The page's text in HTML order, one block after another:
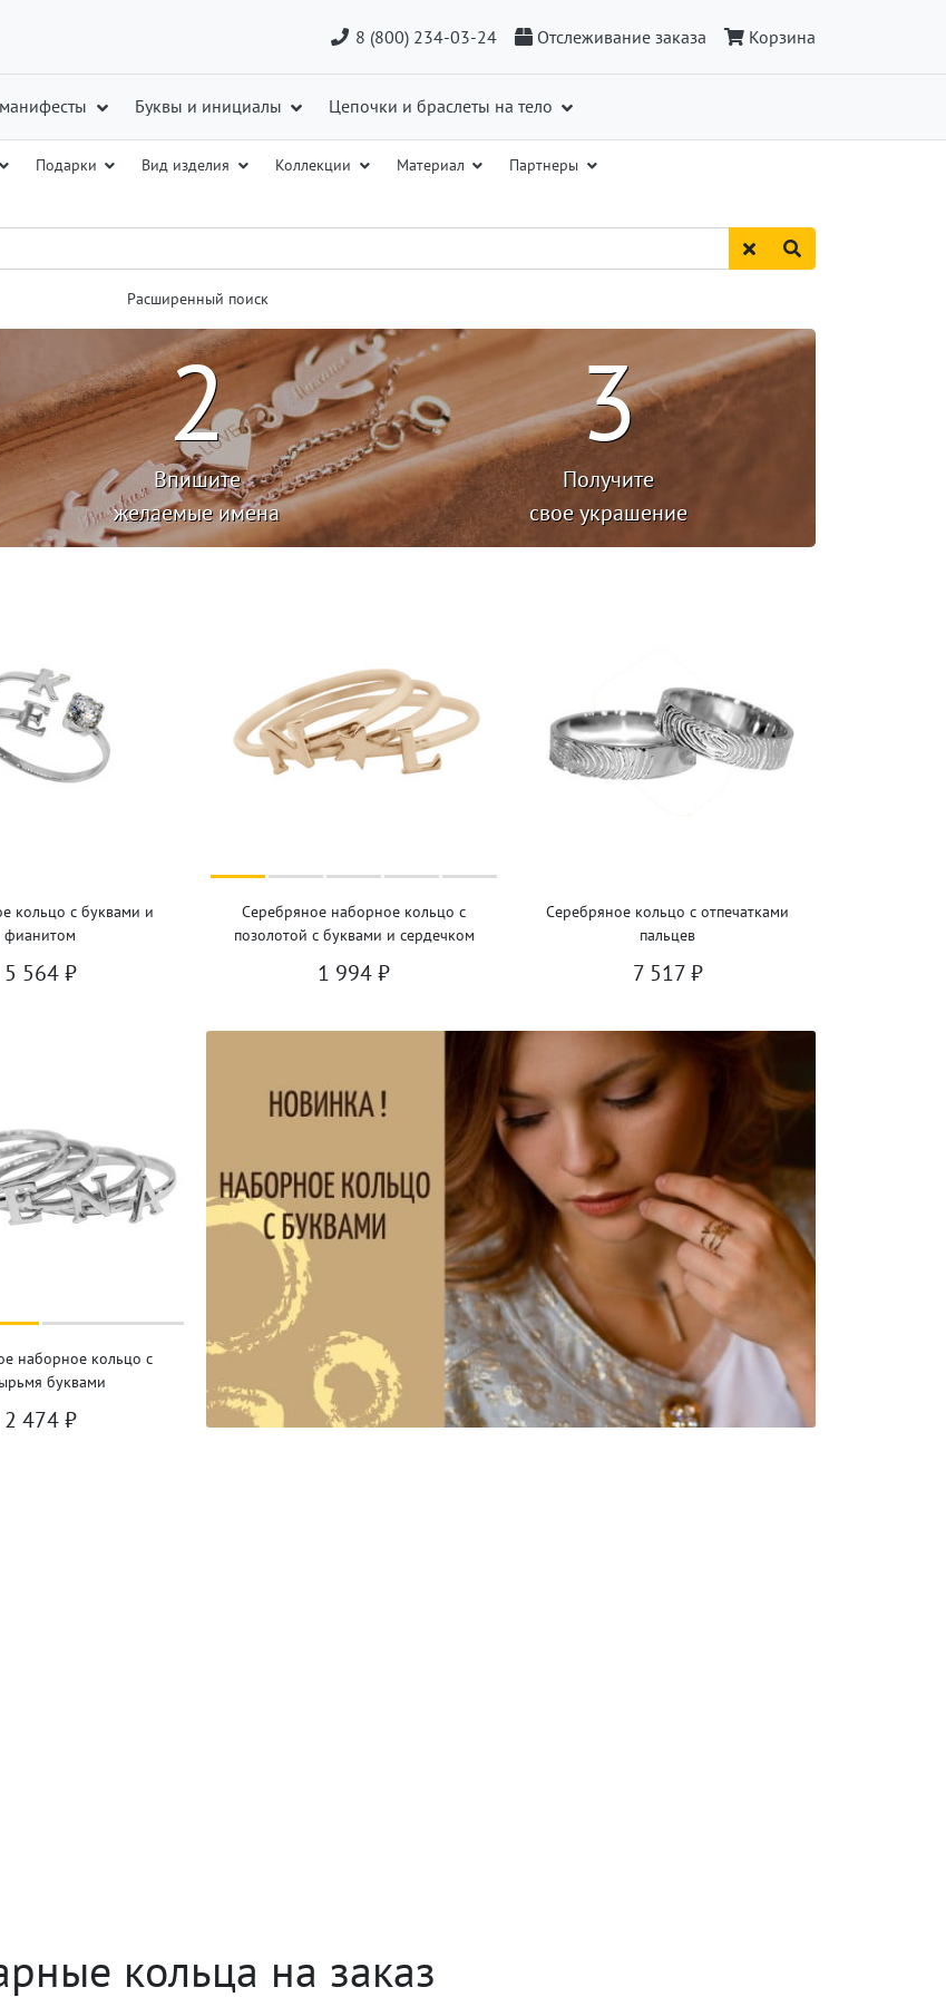
8 (800) 234-03-24 Отслеживание заказа Корзина
Буквы и инициалы Цепочки и браслеты на тело
Подарки Вид изделия Коллекции Материал Партнеры
Расширенный поиск
2
Впишите
желаемые имена
3
Получите
свое украшение
кольцо с буквами и
фианитом
5 564 ₽
Серебряное наборное кольцо с
позолотой с буквами и сердечком
1 994 ₽
Серебряное кольцо с отпечатками
пальцев
7 517 ₽
наборное кольцо с
буквами
2 474 ₽
кольца на заказ